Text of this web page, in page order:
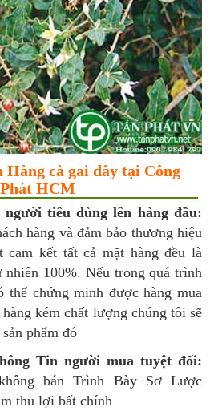
Hàng cà gai dây tại Công
HCM
tiêu dùng lên hàng đầu:
hàng và đảm bảo thương hiệu
cam kết tất cả mặt hàng đều là
nhiên 100%. Nếu trong quá trình
thể chứng minh được hàng mua
kém chất lượng chúng tôi sẽ
phẩm đó
Tin người mua tuyệt đối:
bán Trình Bày Sơ Lược
thu lợi bất chính